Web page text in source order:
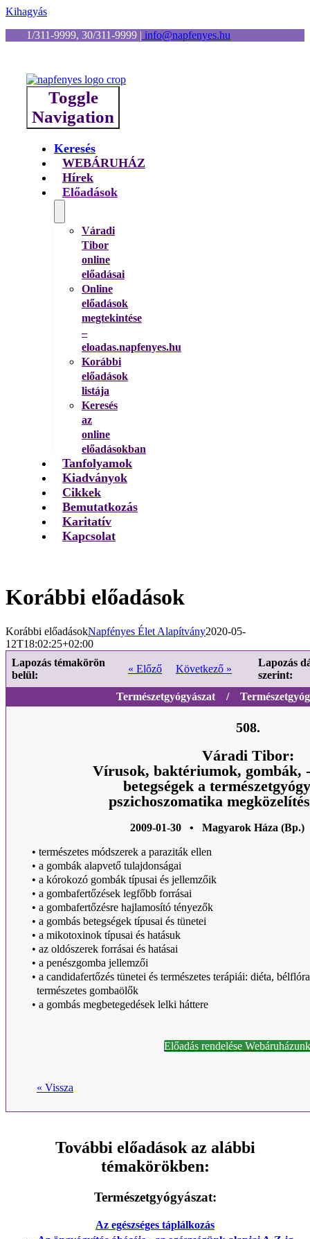
Kihagyás
1/311-9999, 30/311-9999 | info@napfenyes.hu
Toggle
Navigation
Keresés
WEBÁRUHÁZ
Hírek
Előadások
Váradi
Tibor
online
előadásai
Online
előadások
megtekintése
–
eloadas.napfenyes.hu
Korábbi
előadások
listája
Keresés
az
online
előadásokban
Tanfolyamok
Kiadványok
Cikkek
Bemutatkozás
Karitatív
Kapcsolat
Korábbi előadások
Korábbi előadásokNapfényes Élet Alapítvány2020-05-
12T18:02:25+02:00
Lapozás témakörön
belül:
« Előző Következő »
Lapozás
szerint:
Természetgyógyászat /
508.
Váradi Tibor:
Vírusok, baktériumok, gombák,
betegségek a
pszichoszomatika
2009-01-30 • Magyarok Háza
• természetes módszerek a paraziták ellen
• a gombák alapvető tulajdonságai
• a kórokozó gombák típusai és jellemzőik
• a gombafertőzések legfőbb forrásai
• a gombafertőzésre hajlamosító tényezők
• a gombás betegségek típusai és tünetei
• a mikotoxinok típusai és hatásuk
• az oldószerek forrásai és hatásai
• a penészgomba jellemzői
• a candidafertőzés tünetei és természetes terápiái: diéta,
természetes gombaölők
• a gombás megbetegedések lelki háttere
Előadás rendelése
« Vissza
További előadások az alábbi
témakörökben:
Természetgyógyászat:
Az egészséges táplálkozás